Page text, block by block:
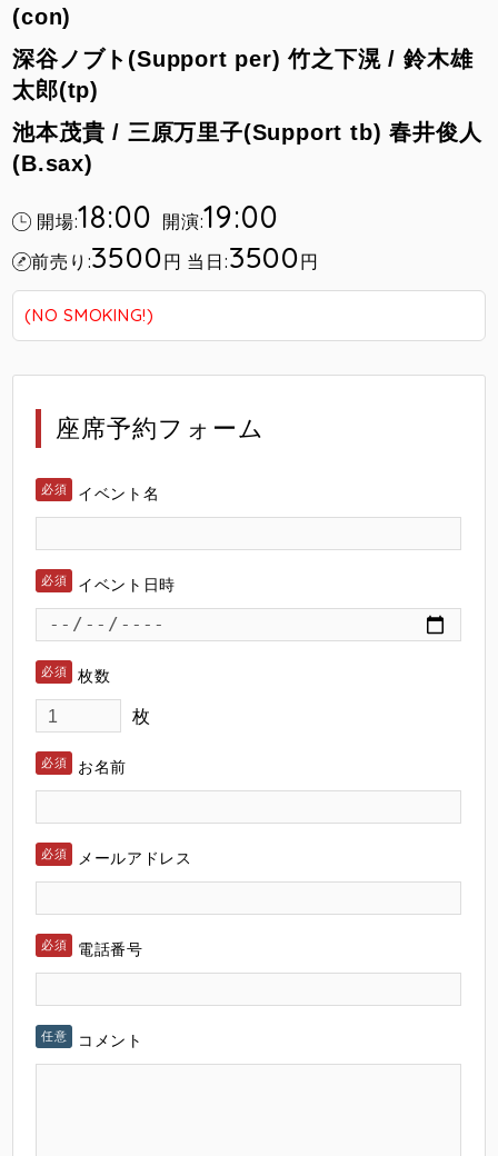
(con)
深谷ノブト(Support per) 竹之下滉 / 鈴木雄
太郎(tp)
池本茂貴 / 三原万里子(Support tb) 春井俊人
(B.sax)
開場:18:00 開演:19:00
前売り:3500円 当日:3500円
(NO SMOKING!)
座席予約フォーム
イベント名
イベント日時
枚数
枚
お名前
メールアドレス
電話番号
コメント